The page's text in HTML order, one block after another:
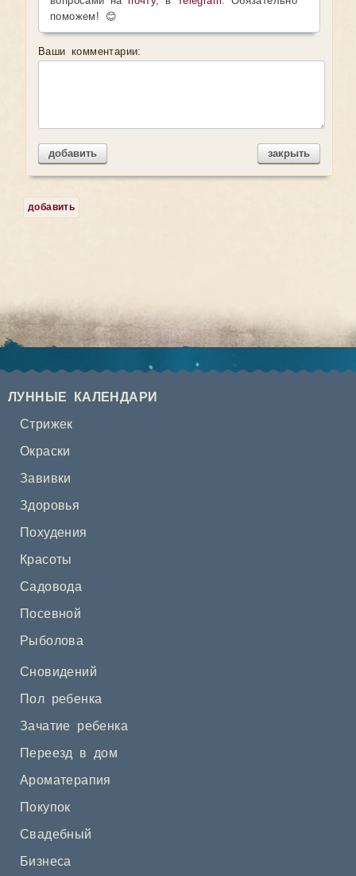
поможем! 😊
Ваши комментарии:
добавить закрыть
добавить
ЛУННЫЕ КАЛЕНДАРИ
Стрижек
Окраски
Завивки
Здоровья
Похудения
Красоты
Садовода
Посевной
Рыболова
Сновидений
Пол ребенка
Зачатие ребенка
Переезд в дом
Ароматерапия
Покупок
Свадебный
Бизнеса